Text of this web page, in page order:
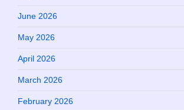
June 2026
May 2026
April 2026
March 2026
February 2026